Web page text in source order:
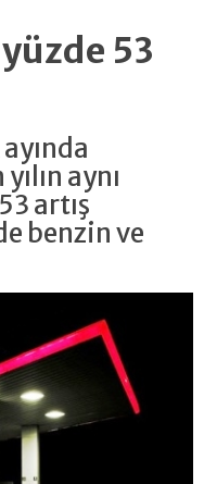
53
aynı
artış
benzin ve